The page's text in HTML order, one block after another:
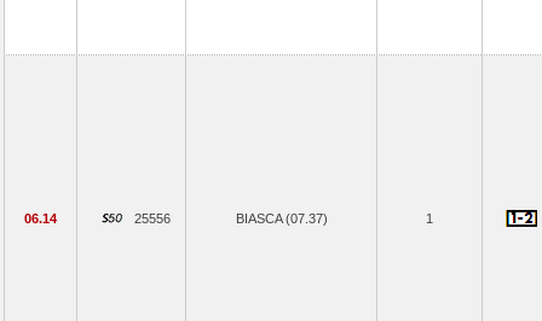
06.14 25556 BIASCA (07.37) 1